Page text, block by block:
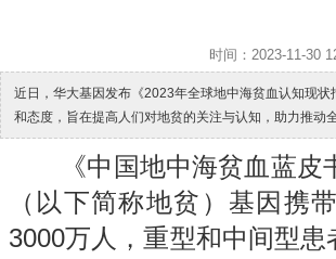
时间：2023-11-30
近日，华大基因发布《2023年全球地中海贫血认知现
和态度，旨在提高人们对地贫的关注与认知，助力推动
《中国地中海贫血蓝皮
（以下简称地贫）基因携
3000万人，重型和中间型